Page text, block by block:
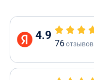
4.9
76отзывов